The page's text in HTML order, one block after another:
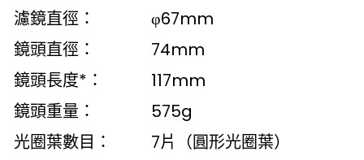
濾鏡直徑：
φ67mm
鏡頭直徑：
74mm
鏡頭長度*：
117mm
鏡頭重量：
575g
光圈葉數目：
7片（圓形光圈葉）